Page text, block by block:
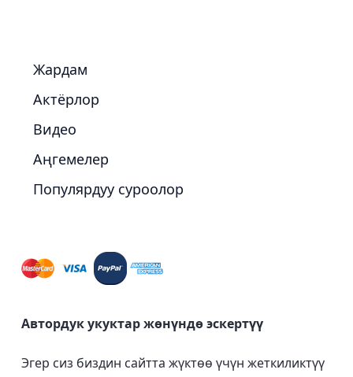
Жардам
Актёрлор
Видео
Аңгемелер
Популярдуу суроолор
Автордук укуктар жөнүндө эскертүү
Эгер сиз биздин сайтта жүктөө үчүн жеткиликтүү